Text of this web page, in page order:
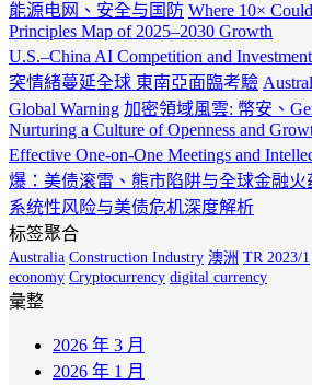
能源电网、安全与国防 Where 10×
Principles Map of 2025–2030 Growth
U.S.–China AI Competition and
突情緒蔓延全球 東南亞面臨考驗
Global Warning 加密領域風雲: 幣安、
Nurturing a Culture of Openness and
Effective One-on-One Meetings and
爆：美债滚雷、熊市陷阱与全球金融
系统性风险与美债危机深度解析
标签聚合
Australia Construction Industry 澳洲 TR 2023/1
economy Cryptocurrency digital currency
彙整
2026 年 3 月
2026 年 1 月